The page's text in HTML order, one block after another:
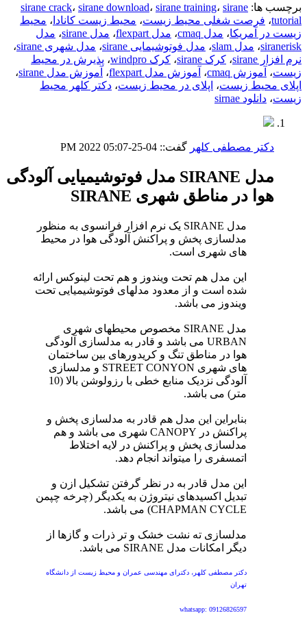
برچسب ها: sirane crack، sirane download، sirane training، sirane
tutorial، فرصت شغلی محیط زیست، محیط زیست کانادا ، محیط
زیست در آمریکا، مدل cmaq ، مدل flexpart ، مدل sirane ، مدل
siranerisk، مدل slam ، مدل فوتوشیمایی sirane ، مدل شهری sirane
،
نرم افزار sirane
، کرک sirane ، کرک windpro ، پذیرش در محیط
زیست، آموزش cmaq ، آموزش مدل flexpart ، آموزش مدل sirane
،
اپلای محیط زیست، اپلای در محیط زیست، دکتر کلهر محیط
زیست، دانلود sirnae
دکتر مصطفی کلهر گفت:: 04-25-2022
05:07 PM
مدل SIRANE مدل فوتوشیمیایی آلودگی
هوا در مناطق شهری SIRANE
مدل SIRANE یک نرم افزار فرانسوی به منظور
مدلسازی پخش و پراکنش آلودگی هوا در محیط
های شهری است.
این مدل هم تحت ویندوز و هم تحت لینوکس ارائه
شده است و از معدود مدلهای فوتوشیمیایی تحت
ویندوز می باشد.
مدل SIRANE مخصوص محیطهای شهری
URBAN می باشد و قادر به مدلسازی آلودگی
هوا در مناطق تنگ و کریدورهای بین ساختمان
های شهری STREET CONYON و مدلسازی
آلودگی نزدیک منابع خطی با رزولوشن بالا (10
متر) می باشد.
بنابراین این مدل هم قادر به مدلسازی پخش و
پراکنش در CANOPY شهری می باشد و هم
مدلسازی پخش و پراکنش در لایه اختلاط
اتمسفری را میتواند انجام دهد.
این مدل قادر به در نظر گرفتن تشکیل ازن و
تبدیل اکسیدهای نیتروژن به یکدیگر (چرخه چپمن
CHAPMAN CYCLE) می باشد.
مدلسازی ته نشت خشک و تر ذرات و گازها از
دیگر امکانات مدل SIRANE می باشد.
دکتر مصطفی کلهر، دکترای مهندسی عمران و محیط زیست از دانشگاه
تهران
whatsapp: 09126826597